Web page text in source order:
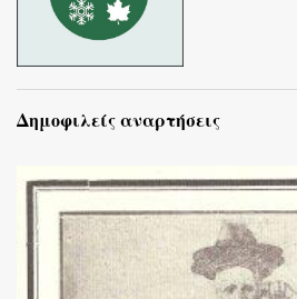
Δημοφιλείς αναρτήσεις